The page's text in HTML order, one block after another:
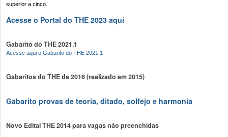
superior a cinco.
Acesse o Portal do THE 2023 aqui
Gabarito do THE 2021.1
Acesse aqui o Gabarito do THE 2021.1
Gabaritos do THE de 2016 (realizado em 2015)
Gabarito provas de teoria, ditado, solfejo e harmonia
Novo Edital THE 2014 para vagas não preenchidas